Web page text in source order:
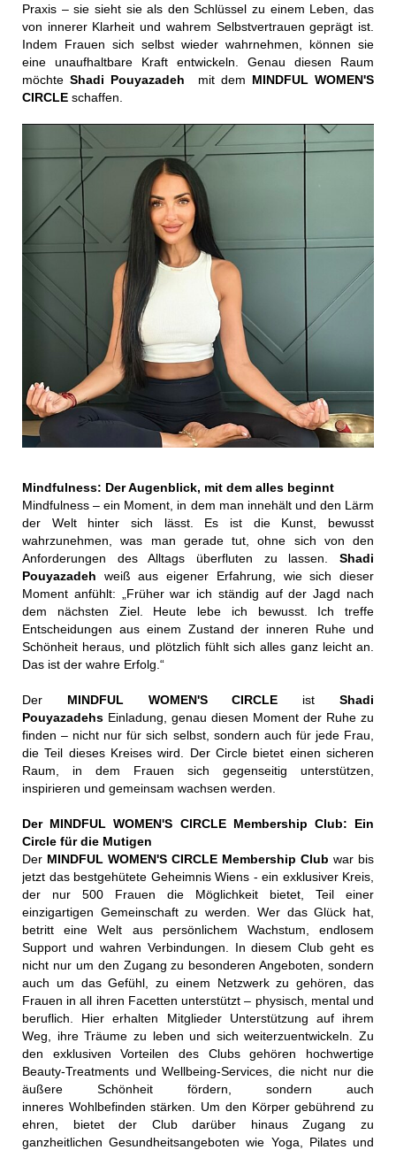
Praxis – sie sieht sie als den Schlüssel zu einem Leben, das
von innerer Klarheit und wahrem Selbstvertrauen geprägt ist.
Indem Frauen sich selbst wieder wahrnehmen, können sie
eine unaufhaltbare Kraft entwickeln. Genau diesen Raum
möchteShadi Pouyazadeh mit dem MINDFUL WOMEN'S
CIRCLE schaffen.
Mindfulness: Der Augenblick, mit dem alles beginnt
Mindfulness – ein Moment, in dem man innehält und den Lärm
der Welt hinter sich lässt. Es ist die Kunst, bewusst
wahrzunehmen, was man gerade tut, ohne sich von den
Anforderungen des Alltags überfluten zu lassen. Shadi
Pouyazadeh weiß aus eigener Erfahrung, wie sich dieser
Moment anfühlt: „Früher war ich ständig auf der Jagd nach
dem nächsten Ziel. Heute lebe ich bewusst. Ich treffe
Entscheidungen aus einem Zustand der inneren Ruhe und
Schönheit heraus, und plötzlich fühlt sich alles ganz leicht an.
Das ist der wahre Erfolg.“
Der MINDFUL WOMEN'S CIRCLE istShadi
Pouyazadehs Einladung, genau diesen Moment der Ruhe zu
finden – nicht nur für sich selbst, sondern auch für jede Frau,
die Teil dieses Kreises wird. Der Circle bietet einen sicheren
Raum, in dem Frauen sich gegenseitig unterstützen,
inspirieren und gemeinsam wachsen werden.
Der MINDFUL WOMEN'S CIRCLE Membership Club: Ein
Circle für die Mutigen
Der MINDFUL WOMEN'S CIRCLE Membership Club war bis
jetzt das bestgehütete Geheimnis Wiens - ein exklusiver Kreis,
der nur 500 Frauen die Möglichkeit bietet, Teil einer
einzigartigen Gemeinschaft zu werden. Wer das Glück hat,
betritt eine Welt aus persönlichem Wachstum, endlosem
Support und wahren Verbindungen. In diesem Club geht es
nicht nur um den Zugang zu besonderen Angeboten, sondern
auch um das Gefühl, zu einem Netzwerk zu gehören, das
Frauen in all ihren Facetten unterstützt – physisch, mental und
beruflich. Hier erhalten Mitglieder Unterstützung auf ihrem
Weg, ihre Träume zu leben und sich weiterzuentwickeln. Zu
den exklusiven Vorteilen des Clubs gehören hochwertige
Beauty-Treatments und Wellbeing-Services, die nicht nur die
äußere Schönheit fördern, sondern auch
inneres Wohlbefinden stärken. Um den Körper gebührend zu
ehren, bietet der Club darüber hinaus Zugang zu
ganzheitlichen Gesundheitsangeboten wie Yoga, Pilates und